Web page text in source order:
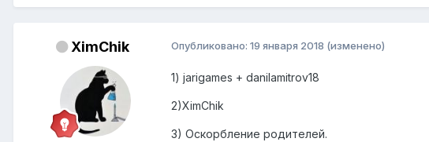
XimChik Опубликовано: 19 января 2018 (изменено)
1) jarigames + danilamitrov18
2)XimChik
3) Оскорбление родителей.